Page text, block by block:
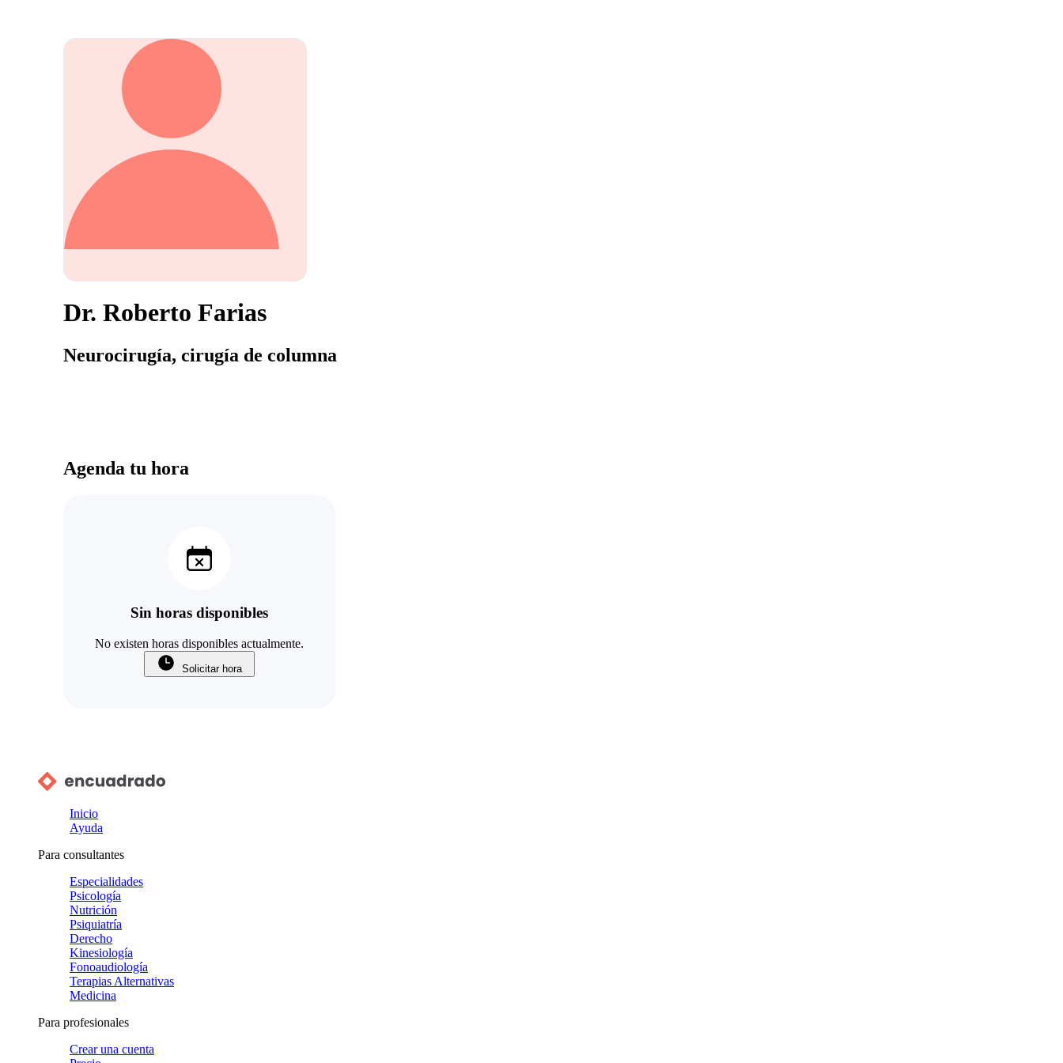
Dr. Roberto Farias
Neurocirugía, cirugía de columna
Agenda tu hora
Sin horas disponibles
No existen horas disponibles actualmente.
Solicitar hora
Inicio
Ayuda
Para consultantes
Especialidades
Psicología
Nutrición
Psiquiatría
Derecho
Kinesiología
Fonoaudiología
Terapias Alternativas
Medicina
Para profesionales
Crear una cuenta